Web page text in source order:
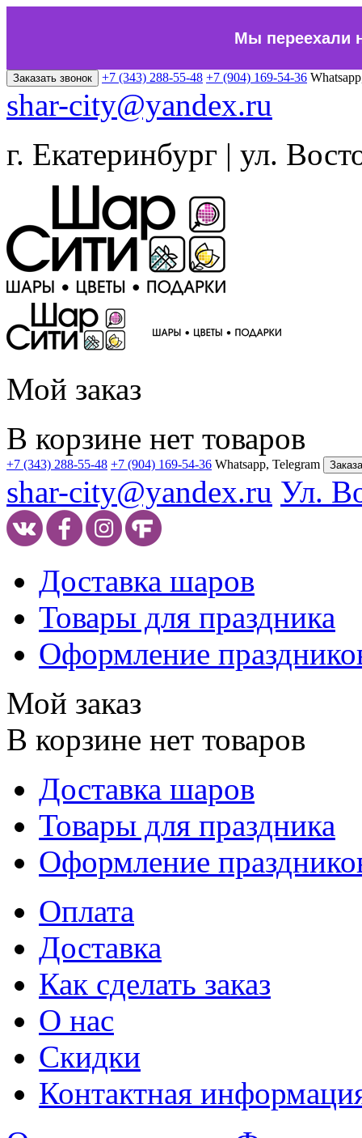
Мы переехали
Заказать звонок +7 (343) 288-55-48 +7 (904) 169-54-36
shar-city@yandex.ru
г. Екатеринбург | ул.
Мой заказ
В корзине нет товаров
+7 (343) 288-55-48 +7 (904) 169-54-36 Whatsapp, Telegram
shar-city@yandex.ru Ул.
Доставка шаров
Товары для праздника
Оформление
Мой заказ
В корзине нет товаров
Доставка шаров
Товары для праздника
Оформление
Оплата
Доставка
Как сделать заказ
О нас
Скидки
Контактная